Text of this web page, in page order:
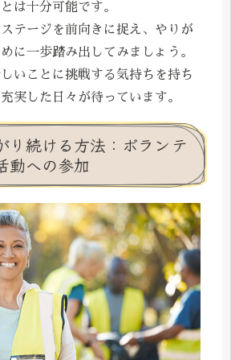
は十分可能です。
テージを前向きに捉え、やりが
に一歩踏み出してみましょう。
いことに挑戦する気持ちを持ち
実した日々が待っています。
り続ける方法：ボランテ
動への参加